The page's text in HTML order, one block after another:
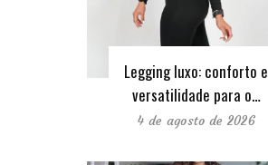
Legging luxo: conforto e
versatilidade para o…
4 de agosto de 2026